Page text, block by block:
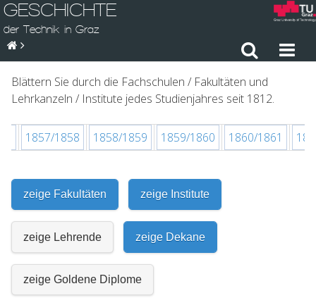
GESCHICHTE
der Technik in Graz
Blättern Sie durch die Fachschulen / Fakultäten und
Lehrkanzeln / Institute jedes Studienjahres seit 1812.
1857/1858 1858/1859 1859/1860 1860/1861
zeige Fakultäten zeige Institute
zeige Lehrende zeige Dekane
zeige Goldene Diplome